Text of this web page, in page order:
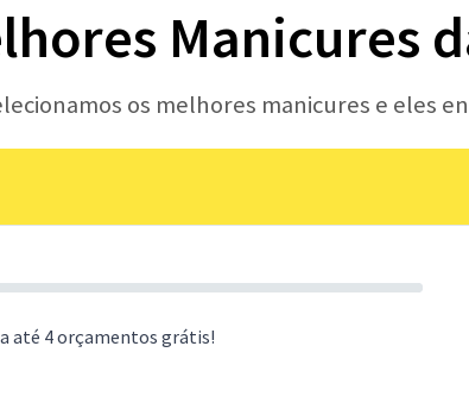
Manicures
os melhores manicures e eles
até 4 orçamentos grátis!